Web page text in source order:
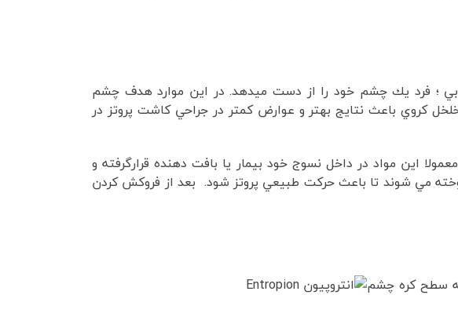
؛ فرد يك چشم خود را از دست ميدهد. در اين موارد هدف چشم
كروي باعث نتايج بهتر و عوارض كمتر در جراحي كاشت پروتز در
اين مواد در داخل نسوج خود بيمار يا بافت دهنده قرارگرفته و
مي شوند تا باعث حركت طبيعي پروتز شود. بعد از فروكش كردن
سطح کره چشم